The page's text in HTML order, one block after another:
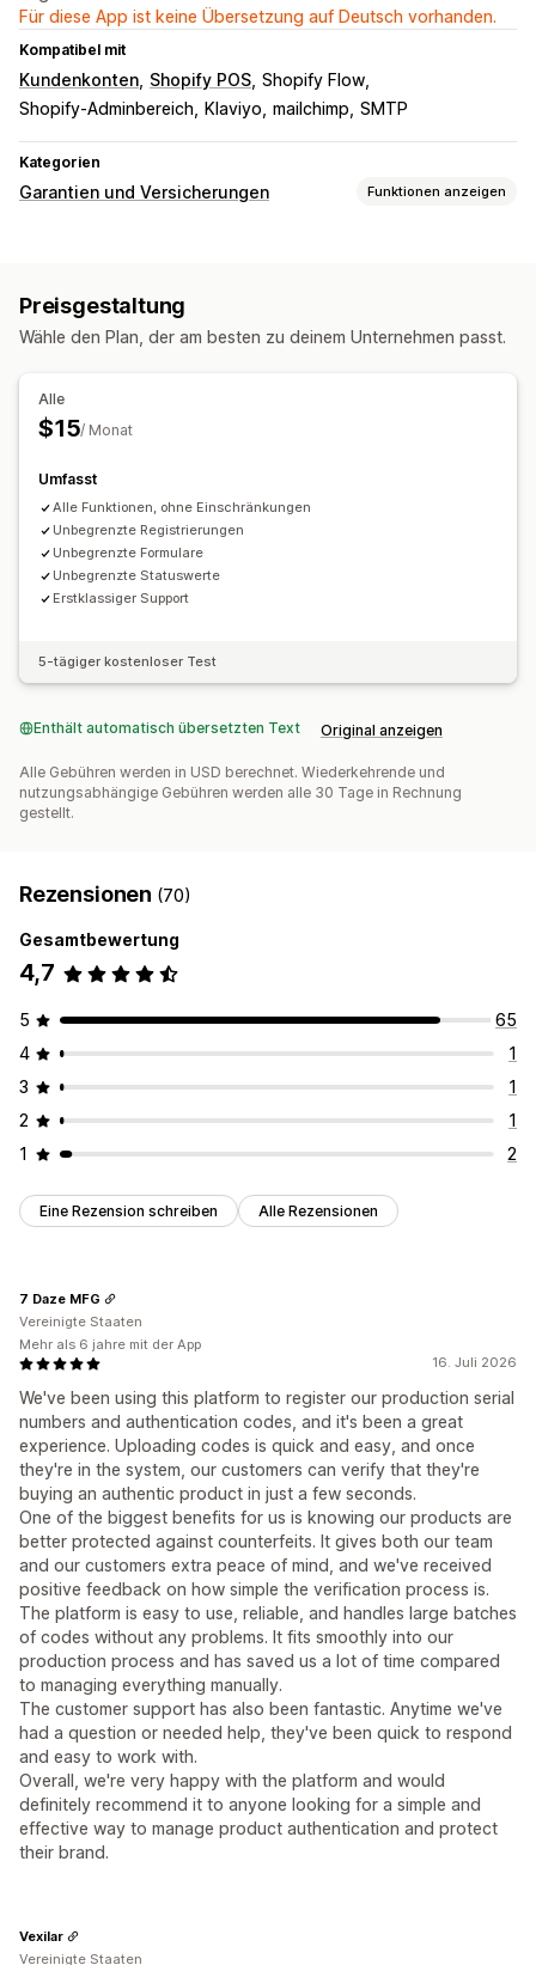
Für diese App ist keine Übersetzung auf Deutsch vorhanden.
Kompatibel mit
Kundenkonten Shopify POS Shopify Flow
Shopify-Adminbereich
Klaviyo mailchimp SMTP
Kategorien
Garantien und Versicherungen Funktionen anzeigen
Reklamationsmanagement
E-Mail-Benachrichtigungen
Preisgestaltung
Wähle den Plan, der am besten zu deinem Unternehmen passt.
Alle
$15/ Monat
Umfasst
Alle Funktionen, ohne Einschränkungen
Unbegrenzte Registrierungen
Unbegrenzte Formulare
Unbegrenzte Statuswerte
Erstklassiger Support
5-tägiger kostenloser Test
Enthält automatisch übersetzten Text Original anzeigen
Alle Gebühren werden in USD berechnet. Wiederkehrende und
nutzungsabhängige Gebühren werden alle 30 Tage in Rechnung
gestellt.
Rezensionen (70)
Gesamtbewertung
4,7
5
65
4
1
3
1
2
1
1
2
Eine Rezension schreiben Alle Rezensionen
16. Juli 2026
We've been using this platform to register our production serial
numbers and authentication codes, and it's been a great
experience. Uploading codes is quick and easy, and once
they're in the system, our customers can verify that they're
buying an authentic product in just a few seconds.
One of the biggest benefits for us is knowing our products are
better protected against counterfeits. It gives both our team
and our customers extra peace of mind, and we've received
positive feedback on how simple the verification process is.
The platform is easy to use, reliable, and handles large batches
of codes without any problems. It fits smoothly into our
production process and has saved us a lot of time compared
to managing everything manually.
The customer support has also been fantastic. Anytime we've
had a question or needed help, they've been quick to respond
and easy to work with.
Overall, we're very happy with the platform and would
definitely recommend it to anyone looking for a simple and
effective way to manage product authentication and protect
their brand.
7 Daze MFG
Vereinigte Staaten
Mehr als 6 jahre mit der App
Vexilar
Vereinigte Staaten